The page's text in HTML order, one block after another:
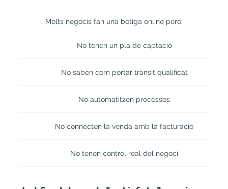
Molts negocis fan una botiga online però:
No tenen un pla de captació
No saben com portar trànsit qualificat
No automatitzen processos
No connecten la venda amb la facturació
No tenen control real del negoci